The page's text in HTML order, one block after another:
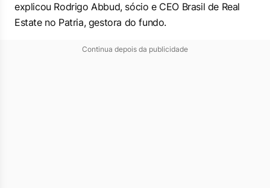
explicou Rodrigo Abbud, sócio e CEO Brasil de Real
Estate no Patria, gestora do fundo.
Continua depois da publicidade